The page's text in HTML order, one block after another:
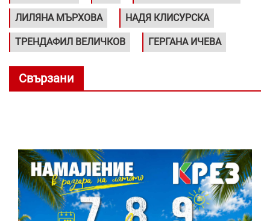
ЛИЛЯНА МЪРХОВА НАДЯ КЛИСУРСКА
ТРЕНДАФИЛ ВЕЛИЧКОВ ГЕРГАНА ИЧЕВА
Свързани